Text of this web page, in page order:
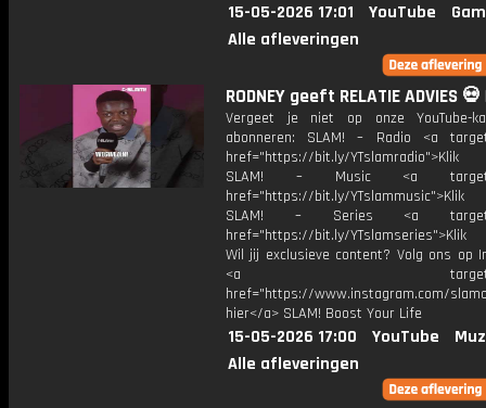
15-05-2026 17:01 YouTube
Alle afleveringen
RODNEY geeft RELATIE ADVIES 💀
Vergeet je niet op onze YouTube-
abonneren: SLAM! – Radio <a
href="https://bit.ly/
SLAM! – Music <a
href="https://bit.ly/
SLAM! – Series <a
href="https://bit.ly/
Wil jij exclusieve content? Volg ons op
<a
href="https://www.instagram.com/
hier</a> SLAM! Boost Your Life
15-05-2026 17:00 YouTube
Alle afleveringen